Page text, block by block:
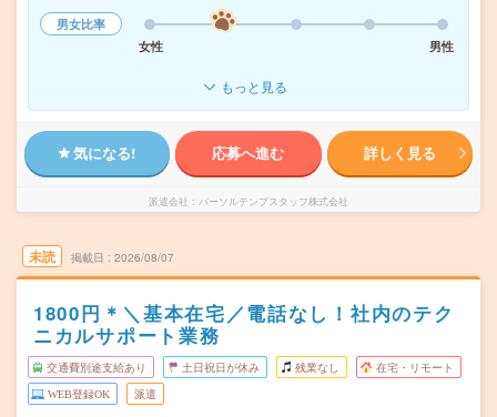
男女比率
女性
男性
もっと見る
気になる! 応募へ進む 詳しく見る
派遣会社 パーソルテンプスタッフ株式会社
未読 掲載日 2026/08/07
1800円＊＼基本在宅／電話なし！社内のテク
ニカルサポート業務
交通費別途支給あり 土日祝日が休み 残業なし 在宅・リモート
WEB登録OK 派遣